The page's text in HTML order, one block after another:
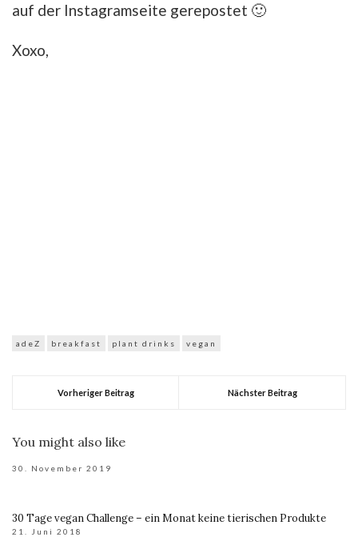
auf der Instagramseite gerepostet 🙂
Xoxo,
adeZ breakfast plant drinks vegan
Vorheriger Beitrag Nächster Beitrag
You might also like
30. November 2019
30 Tage vegan Challenge – ein Monat keine tierischen Produkte
21. Juni 2018